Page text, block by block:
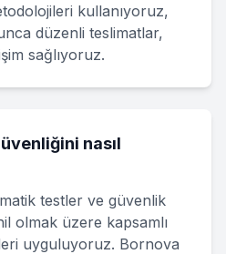
kullanıyoruz,
düzenli teslimatlar,
sağlıyoruz.
nasıl
testler ve güvenlik
olmak üzere kapsamlı
uyguluyoruz. Bornova